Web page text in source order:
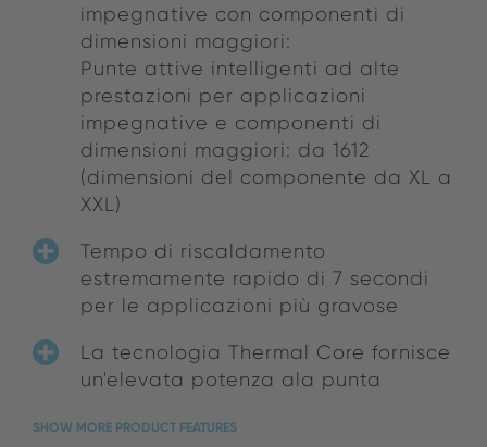
impegnative con componenti di
dimensioni maggiori:
Punte attive intelligenti ad alte
prestazioni per applicazioni
impegnative e componenti di
dimensioni maggiori: da 1612
(dimensioni del componente da XL a
XXL)
Tempo di riscaldamento
estremamente rapido di 7 secondi
per le applicazioni più gravose
La tecnologia Thermal Core fornisce
un'elevata potenza ala punta
SHOW MORE PRODUCT FEATURES